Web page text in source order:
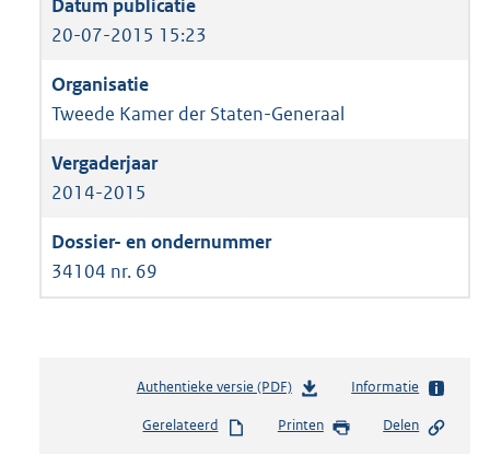
20-07-2015 15:23
Tweede Kamer der Staten-Generaal
2014-2015
34104 nr. 69
Authentieke versie (PDF)b
s
Informatie
Gerelateerd Printen Delen